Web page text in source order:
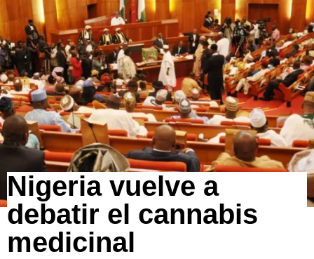
Nigeria vuelve a
debatir el cannabis
medicinal